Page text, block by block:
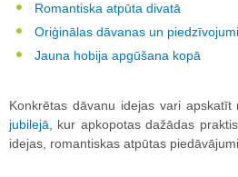
Romantiska atpūta divatā
Oriģinālas dāvanas un piedzīvojumi
Jauna hobija apgūšana kopā
Konkrētas dāvanu idejas vari apskatīt
jubilejā, kur apkopotas dažādas
idejas, romantiskas atpūtas